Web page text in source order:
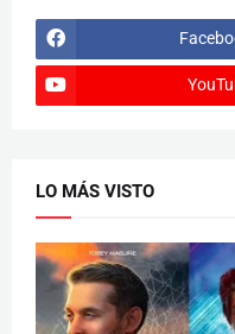
LO MÁS VISTO